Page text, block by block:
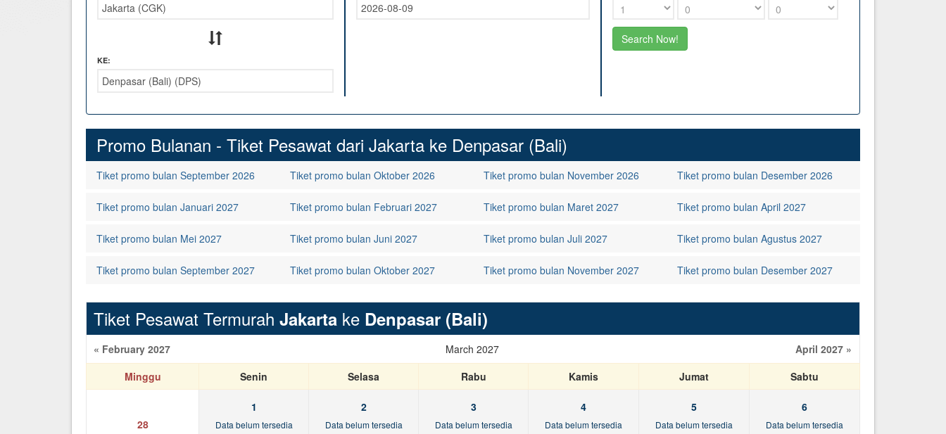
Hotel di Medan
Hotel di Batam
Tour di Flores
Tour di Danau Toba, Medan
Tour di Singapore
KE:
Promo Bulanan - Tiket Pesawat dari Jakarta ke Denpasar (Bali)
Tiket promo bulan September 2026 Tiket promo bulan Oktober 2026 Tiket promo bulan November 2026 Tiket promo bulan Desember 2026
Tiket promo bulan Januari 2027 Tiket promo bulan Februari 2027 Tiket promo bulan Maret 2027 Tiket promo bulan April 2027
Tiket promo bulan Mei 2027 Tiket promo bulan Juni 2027 Tiket promo bulan Juli 2027 Tiket promo bulan Agustus 2027
Tiket promo bulan September 2027 Tiket promo bulan Oktober 2027 Tiket promo bulan November 2027 Tiket promo bulan Desember 2027
Tiket Pesawat Termurah Jakarta ke Denpasar (Bali)
« February 2027 March 2027
April 2027 »
Minggu
Senin Selasa Rabu Kamis Jumat Sabtu
28
1
Data belum tersedia
2
Data belum tersedia
3
Data belum tersedia
4
Data belum tersedia
5
Data belum tersedia
6
Data belum tersedia